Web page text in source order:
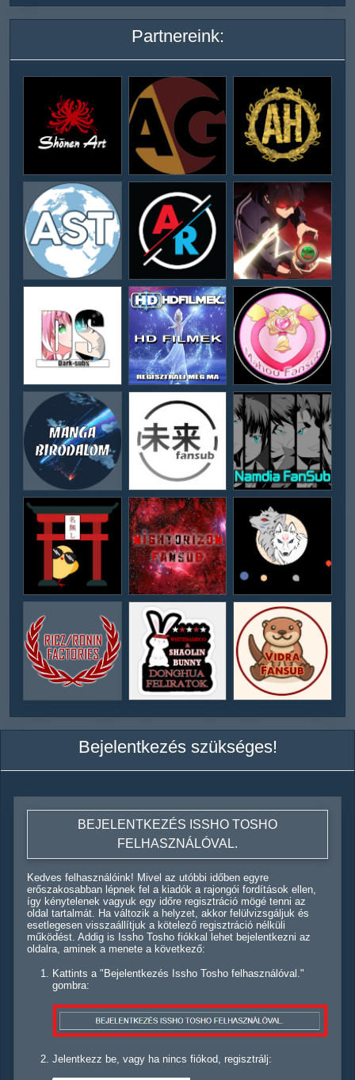
Partnereink:
Bejelentkezés szükséges!
BEJELENTKEZÉS ISSHO TOSHO
FELHASZNÁLÓVAL.
Kedves felhasználóink! Mivel az utóbbi időben egyre
erőszakosabban lépnek fel a kiadók a rajongói fordítások ellen,
így kénytelenek vagyuk egy időre regisztráció mögé tenni az
oldal tartalmát. Ha változik a helyzet, akkor felülvizsgáljuk és
esetlegesen visszaállítjuk a kötelező regisztráció nélküli
működést. Addig is Issho Tosho fiókkal lehet bejelentkezni az
oldalra, aminek a menete a következő:
Kattints a "Bejelentkezés Issho Tosho felhasználóval."
gombra:
Jelentkezz be, vagy ha nincs fiókod, regisztrálj: